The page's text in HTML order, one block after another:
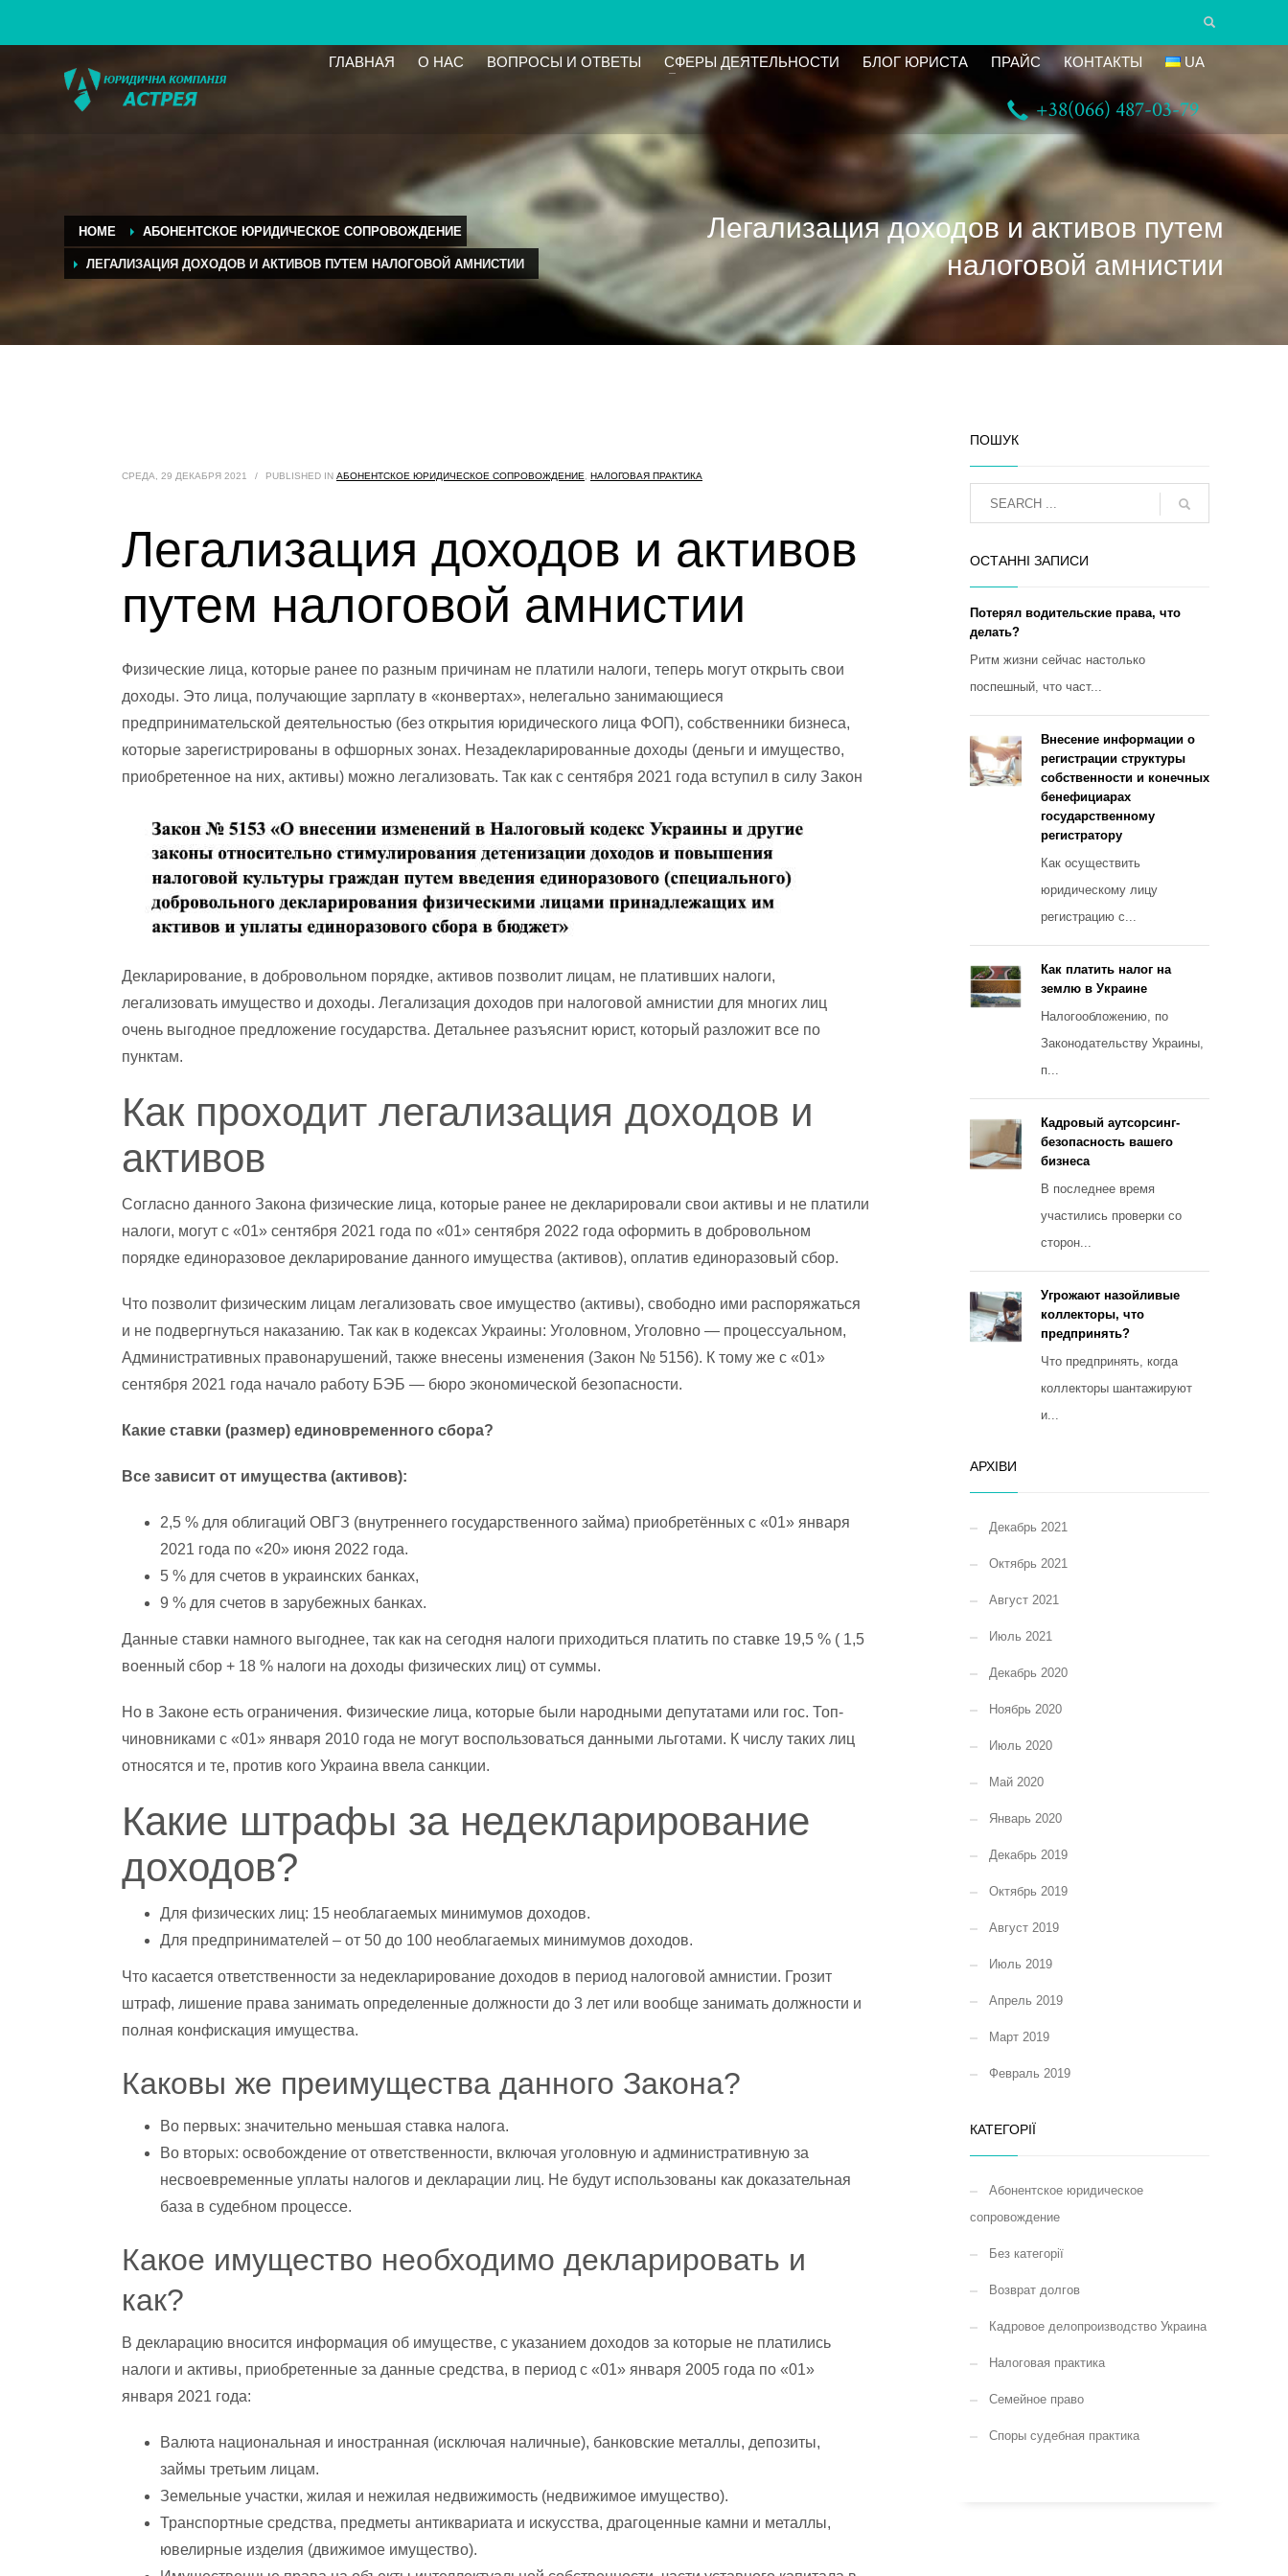
ГЛАВНАЯ О НАС ВОПРОСЫ И ОТВЕТЫ СФЕРЫ ДЕЯТЕЛЬНОСТИ БЛОГ ЮРИСТА ПРАЙС КОНТАКТЫ UA
+38(066) 487-03-79
HOME АБОНЕНТСКОЕ ЮРИДИЧЕСКОЕ СОПРОВОЖДЕНИЕ
ЛЕГАЛИЗАЦИЯ ДОХОДОВ И АКТИВОВ ПУТЕМ НАЛОГОВОЙ АМНИСТИИ
Легализация доходов и активов путем
налоговой амнистии
СРЕДА, 29 ДЕКАБРЯ 2021 / PUBLISHED IN АБОНЕНТСКОЕ ЮРИДИЧЕСКОЕ СОПРОВОЖДЕНИЕ НАЛОГОВАЯ ПРАКТИКА
Легализация доходов и активов
путем налоговой амнистии
Физические лица, которые ранее по разным причинам не платили налоги, теперь могут открыть свои
доходы. Это лица, получающие зарплату в «конвертах», нелегально занимающиеся
предпринимательской деятельностью (без открытия юридического лица ФОП), собственники бизнеса,
которые зарегистрированы в офшорных зонах. Незадекларированные доходы (деньги и имущество,
приобретенное на них, активы) можно легализовать. Так как с сентября 2021 года вступил в силу Закон
Декларирование, в добровольном порядке, активов позволит лицам, не плативших налоги,
легализовать имущество и доходы. Легализация доходов при налоговой амнистии для многих лиц
очень выгодное предложение государства. Детальнее разъяснит юрист, который разложит все по
пунктам.
Как проходит легализация доходов и
активов
Согласно данного Закона физические лица, которые ранее не декларировали свои активы и не платили
налоги, могут с «01» сентября 2021 года по «01» сентября 2022 года оформить в добровольном
порядке единоразовое декларирование данного имущества (активов), оплатив единоразовый сбор.
Что позволит физическим лицам легализовать свое имущество (активы), свободно ими распоряжаться
и не подвергнуться наказанию. Так как в кодексах Украины: Уголовном, Уголовно — процессуальном,
Административных правонарушений, также внесены изменения (Закон № 5156). К тому же с «01»
сентября 2021 года начало работу БЭБ — бюро экономической безопасности.
Какие ставки (размер) единовременного сбора?
Все зависит от имущества (активов):
2,5 % для облигаций ОВГЗ (внутреннего государственного займа) приобретённых с «01» января
2021 года по «20» июня 2022 года.
5 % для счетов в украинских банках,
9 % для счетов в зарубежных банках.
Данные ставки намного выгоднее, так как на сегодня налоги приходиться платить по ставке 19,5 % ( 1,5
военный сбор + 18 % налоги на доходы физических лиц) от суммы.
Но в Законе есть ограничения. Физические лица, которые были народными депутатами или гос. Топ-
чиновниками с «01» января 2010 года не могут воспользоваться данными льготами. К числу таких лиц
относятся и те, против кого Украина ввела санкции.
Какие штрафы за недекларирование
доходов?
Для физических лиц: 15 необлагаемых минимумов доходов.
Для предпринимателей – от 50 до 100 необлагаемых минимумов доходов.
Что касается ответственности за недекларирование доходов в период налоговой амнистии. Грозит
штраф, лишение права занимать определенные должности до 3 лет или вообще занимать должности и
полная конфискация имущества.
Каковы же преимущества данного Закона?
Во первых: значительно меньшая ставка налога.
Во вторых: освобождение от ответственности, включая уголовную и административную за
несвоевременные уплаты налогов и декларации лиц. Не будут использованы как доказательная
база в судебном процессе.
Какое имущество необходимо декларировать и
как?
В декларацию вносится информация об имуществе, с указанием доходов за которые не платились
налоги и активы, приобретенные за данные средства, в период с «01» января 2005 года по «01»
января 2021 года:
Валюта национальная и иностранная (исключая наличные), банковские металлы, депозиты,
займы третьим лицам.
Земельные участки, жилая и нежилая недвижимость (недвижимое имущество).
Транспортные средства, предметы антиквариата и искусства, драгоценные камни и металлы,
ювелирные изделия (движимое имущество).
ПОШУК
ОСТАННІ ЗАПИСИ
Потерял водительские права, что
делать?
Ритм жизни сейчас настолько
поспешный, что част...
Внесение информации о
регистрации структуры
собственности и конечных
бенефициарах
государственному
регистратору
Как осуществить
юридическому лицу
регистрацию с...
Как платить налог на
землю в Украине
Налогообложению, по
Законодательству Украины,
п...
Кадровый аутсорсинг-
безопасность вашего
бизнеса
В последнее время
участились проверки со
сторон...
Угрожают назойливые
коллекторы, что
предпринять?
Что предпринять, когда
коллекторы шантажируют
и...
АРХІВИ
Декабрь 2021
Октябрь 2021
Август 2021
Июль 2021
Декабрь 2020
Ноябрь 2020
Июль 2020
Май 2020
Январь 2020
Декабрь 2019
Октябрь 2019
Август 2019
Июль 2019
Апрель 2019
Март 2019
Февраль 2019
КАТЕГОРІЇ
Абонентское юридическое
сопровождение
Без категорії
Возврат долгов
Кадровое делопроизводство Украина
Налоговая практика
Семейное право
Споры судебная практика